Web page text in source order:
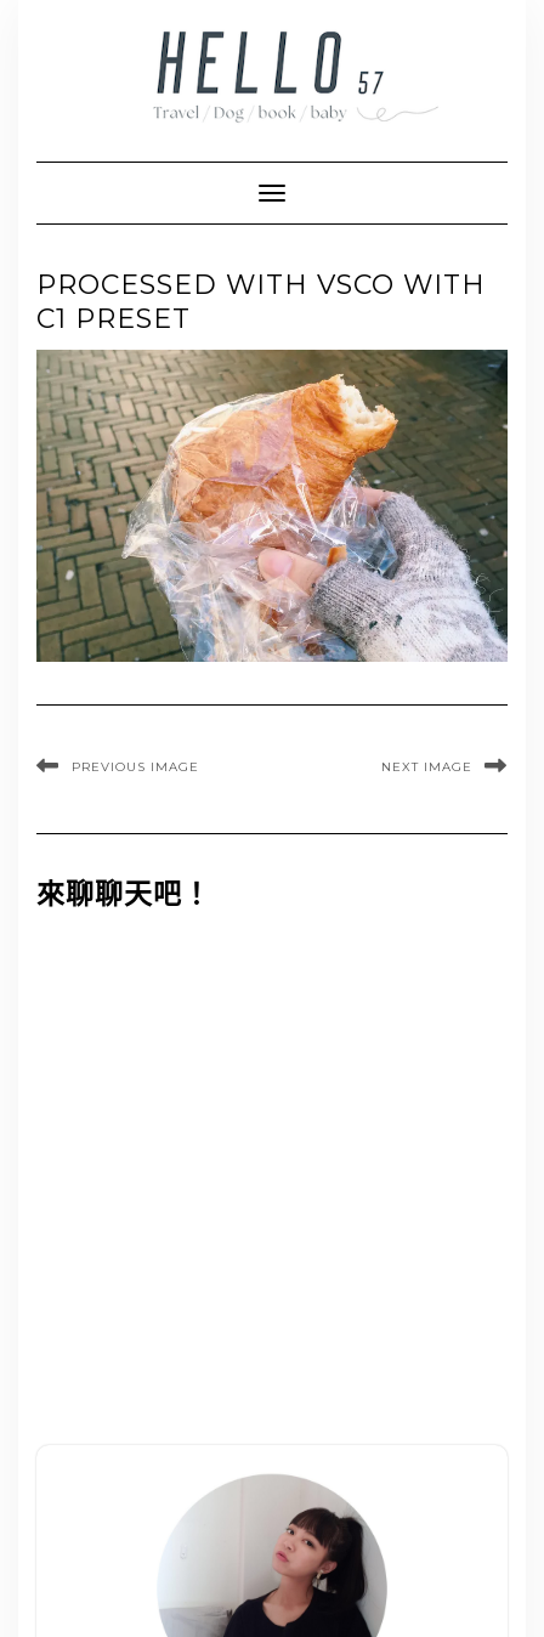
Toggle Navigation
PROCESSED WITH VSCO WITH
C1 PRESET
PREVIOUS IMAGE NEXT IMAGE
來聊聊天吧！